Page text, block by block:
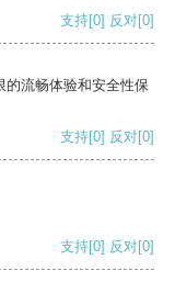
支持[0] 反对[0]
的流畅体验和安全性保
支持[0] 反对[0]
支持[0] 反对[0]